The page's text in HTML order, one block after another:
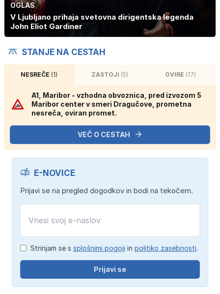
OGLAS
V Ljubljano prihaja svetovna dirigentska legenda
John Eliot Gardiner
STANJE NA CESTAH
NESREČE(1) ZASTOJI (5) OVIRE (17)
A1, Maribor - vzhodna obvoznica, pred izvozom 5
Maribor center v smeri Dragučove, prometna
nesreča, oviran promet.
VEČ O CESTAH
E-NOVICE
Prijavi se na pregled dogodkov in bodi na tekočem.
Strinjam se s splošnimi pogoji in politiko zasebnosti.
Prijavi se